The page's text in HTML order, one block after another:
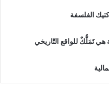
الفلسفة
هي تَمَلُّكٌ للواقع التّاريخي